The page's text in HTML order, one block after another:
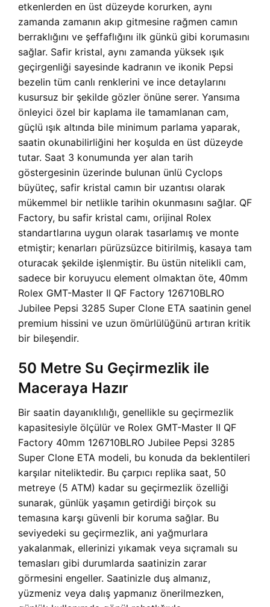
etkenlerden en üst düzeyde korurken, aynı
zamanda zamanın akıp gitmesine rağmen camın
berraklığını ve şeffaflığını ilk günkü gibi korumasını
sağlar. Safir kristal, aynı zamanda yüksek ışık
geçirgenliği sayesinde kadranın ve ikonik Pepsi
bezelin tüm canlı renklerini ve ince detaylarını
kusursuz bir şekilde gözler önüne serer. Yansıma
önleyici özel bir kaplama ile tamamlanan cam,
güçlü ışık altında bile minimum parlama yaparak,
saatin okunabilirliğini her koşulda en üst düzeyde
tutar. Saat 3 konumunda yer alan tarih
göstergesinin üzerinde bulunan ünlü Cyclops
büyüteç, safir kristal camın bir uzantısı olarak
mükemmel bir netlikle tarihin okunmasını sağlar. QF
Factory, bu safir kristal camı, orijinal Rolex
standartlarına uygun olarak tasarlamış ve monte
etmiştir; kenarları pürüzsüzce bitirilmiş, kasaya tam
oturacak şekilde işlenmiştir. Bu üstün nitelikli cam,
sadece bir koruyucu element olmaktan öte, 40mm
Rolex GMT-Master II QF Factory 126710BLRO
Jubilee Pepsi 3285 Super Clone ETA saatinin genel
premium hissini ve uzun ömürlülüğünü artıran kritik
bir bileşendir.
50 Metre Su Geçirmezlik ile
Maceraya Hazır
Bir saatin dayanıklılığı, genellikle su geçirmezlik
kapasitesiyle ölçülür ve Rolex GMT-Master II QF
Factory 40mm 126710BLRO Jubilee Pepsi 3285
Super Clone ETA modeli, bu konuda da beklentileri
karşılar niteliktedir. Bu çarpıcı replika saat, 50
metreye (5 ATM) kadar su geçirmezlik özelliği
sunarak, günlük yaşamın getirdiği birçok su
temasına karşı güvenli bir koruma sağlar. Bu
seviyedeki su geçirmezlik, ani yağmurlara
yakalanmak, ellerinizi yıkamak veya sıçramalı su
temasları gibi durumlarda saatinizin zarar
görmesini engeller. Saatinizle duş almanız,
yüzmeniz veya dalış yapmanız önerilmezken,